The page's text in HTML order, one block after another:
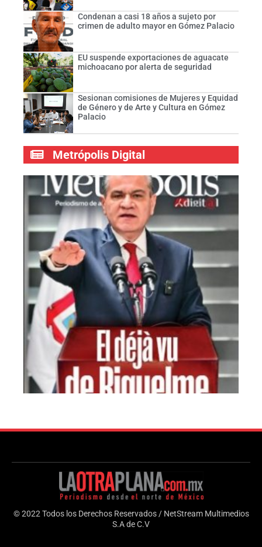
Condenan a casi 18 años a sujeto por
crimen de adulto mayor en Gómez Palacio
EU suspende exportaciones de aguacate
michoacano por alerta de seguridad
Sesionan comisiones de Mujeres y Equidad
de Género y de Arte y Cultura en Gómez
Palacio
Metrópolis Digital
© 2022 Todos los Derechos Reservados / NetStream Multimedios
S.A de C.V